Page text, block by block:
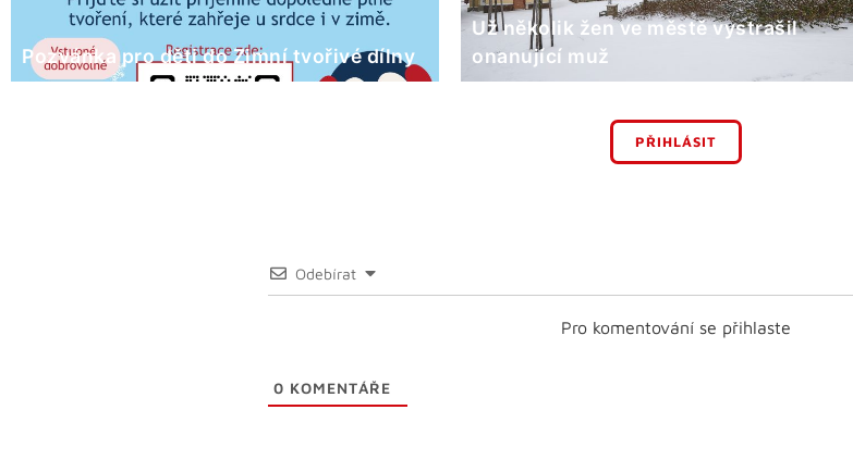
Pozvánka pro děti do Zimní tvořivé dílny
Už několik žen ve městě vystrašil
onanující muž
PŘIHLÁSIT
Odebírat
Pro komentování se přihlaste
0 KOMENTÁŘE